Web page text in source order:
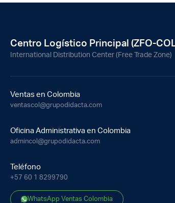
Centro Logístico Principal (ZFO-
International Distribution Center (Free Trade Zone)
Ventas en Colombia
ventascol@grupodidacta.com
Oficina Administrativa en Colombia
admincol@grupodidacta.com
Teléfono
+57 60 1 8299790
WhatsApp Ventas Colombia